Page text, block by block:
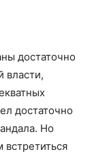
достаточно
власти,
достаточно
Но